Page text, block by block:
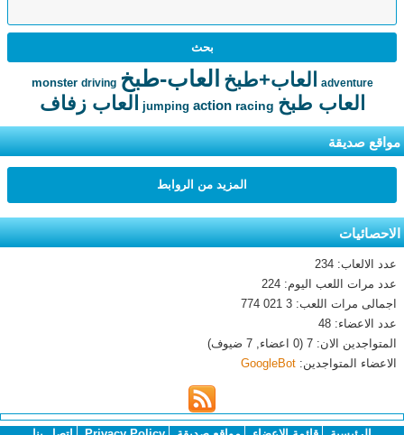
adventure العاب+طبخ العاب-طبخ monster driving
العاب طبخ jumping action racing العاب زفاف
مواقع صديقة
المزيد من الروابط
الاحصائيات
عدد الالعاب: 234
عدد مرات اللعب اليوم: 224
اجمالى مرات اللعب: 3 021 774
عدد الاعضاء: 48
المتواجدين الان: 7 (0 اعضاء, 7 ضيوف)
الاعضاء المتواجدين: GoogleBot